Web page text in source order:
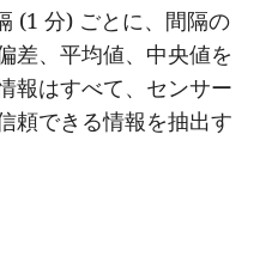
(1 分) ごとに、間隔の
差、平均値、中央値を
報はすべて、センサー
頼できる情報を抽出す